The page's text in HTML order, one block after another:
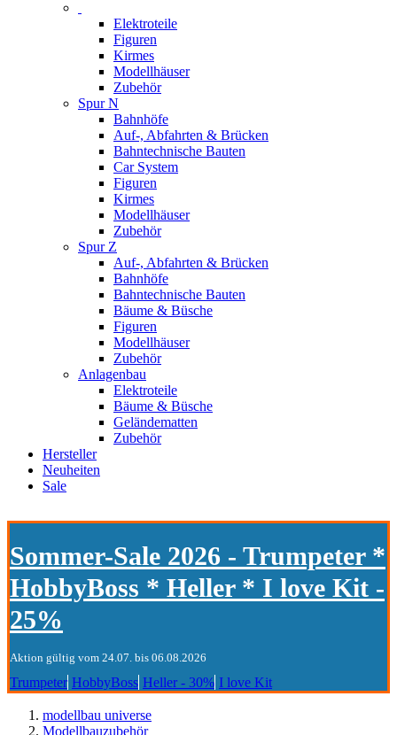
Elektroteile
Figuren
Kirmes
Modellhäuser
Zubehör
Spur N
Bahnhöfe
Auf-, Abfahrten & Brücken
Bahntechnische Bauten
Car System
Figuren
Kirmes
Modellhäuser
Zubehör
Spur Z
Auf-, Abfahrten & Brücken
Bahnhöfe
Bahntechnische Bauten
Bäume & Büsche
Figuren
Modellhäuser
Zubehör
Anlagenbau
Elektroteile
Bäume & Büsche
Geländematten
Zubehör
Hersteller
Neuheiten
Sale
Sommer-Sale 2026 - Trumpeter *
HobbyBoss * Heller * I love Kit -
25%
Aktion gültig vom 24.07. bis 06.08.2026
Trumpeter HobbyBoss Heller - 30% I love Kit
modellbau universe
Modellbauzubehör